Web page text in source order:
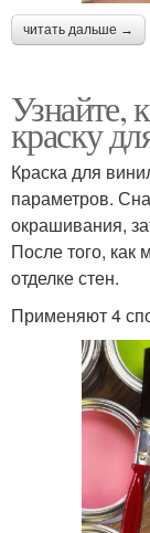
читать дальше →
Узнайте,
краску
Краска для
параметров.
окрашивания,
После того, как
отделке стен.
Применяют 4